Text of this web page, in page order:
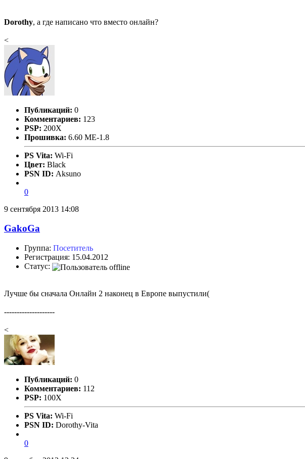
Dorothy, а где написано что вместо онлайн?
<
Публикаций: 0
Комментариев: 123
PSP: 200X
Прошивка: 6.60 ME-1.8
PS Vita: Wi-Fi
Цвет: Black
PSN ID: Aksuno
0
9 сентября 2013 14:08
GakoGa
Группа: Посетитель
Регистрация: 15.04.2012
Статус:
Лучше бы сначала Онлайн 2 наконец в Европе выпустили(
--------------------
<
Публикаций: 0
Комментариев: 112
PSP: 100X
PS Vita: Wi-Fi
PSN ID: Dorothy-Vita
0